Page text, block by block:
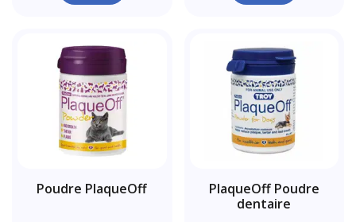
Poudre PlaqueOff
PlaqueOff Poudre
dentaire